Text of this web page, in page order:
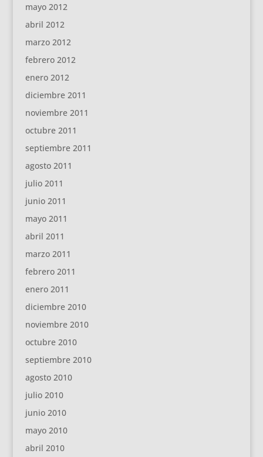
mayo 2012
abril 2012
marzo 2012
febrero 2012
enero 2012
diciembre 2011
noviembre 2011
octubre 2011
septiembre 2011
agosto 2011
julio 2011
junio 2011
mayo 2011
abril 2011
marzo 2011
febrero 2011
enero 2011
diciembre 2010
noviembre 2010
octubre 2010
septiembre 2010
agosto 2010
julio 2010
junio 2010
mayo 2010
abril 2010